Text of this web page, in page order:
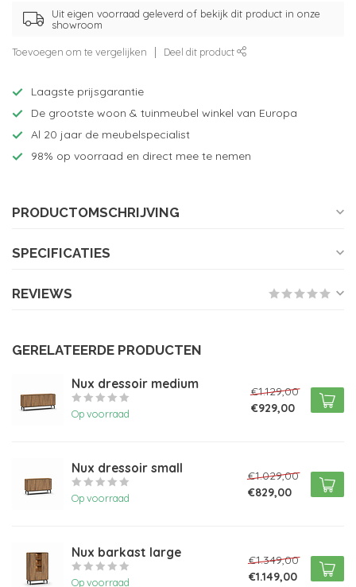
Uit eigen voorraad geleverd of bekijk dit product in onze
showroom
Toevoegen om te vergelijken Deel dit product
Laagste prijsgarantie
De grootste woon & tuinmeubel winkel van Europa
Al 20 jaar de meubelspecialist
98% op voorraad en direct mee te nemen
PRODUCTOMSCHRIJVING
SPECIFICATIES
REVIEWS
GERELATEERDE PRODUCTEN
Nux dressoir medium
Op voorraad
€1.129,00
€929,00
Nux dressoir small
Op voorraad
€1.029,00
€829,00
Nux barkast large
Op voorraad
€1.349,00
€1.149,00